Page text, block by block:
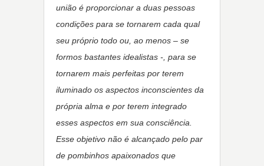
união é proporcionar a duas pessoas
condições para se tornarem cada qual
seu próprio todo ou, ao menos – se
formos bastantes idealistas -, para se
tornarem mais perfeitas por terem
iluminado os aspectos inconscientes da
própria alma e por terem integrado
esses aspectos em sua consciência.
Esse objetivo não é alcançado pelo par
de pombinhos apaixonados que